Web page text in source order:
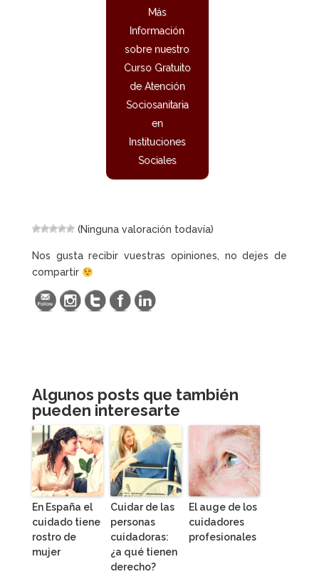
Más
Información
sobre nuestro
Curso Gratuito
de Atención
Sociosanitaria
en
Instituciones
Sociales
(Ninguna valoración todavía)
Nos gusta recibir vuestras opiniones, no dejes de
compartir
Algunos posts que también
pueden interesarte
En España el
cuidado tiene
rostro de
mujer
Cuidar de las
personas
cuidadoras:
¿a qué tienen
derecho?
El auge de los
cuidadores
profesionales